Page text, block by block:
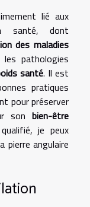
lié aux
santé, dont
des maladies
pathologies
santé. Il est
pratiques
pour préserver
son bien-être
je peux
pierre angulaire